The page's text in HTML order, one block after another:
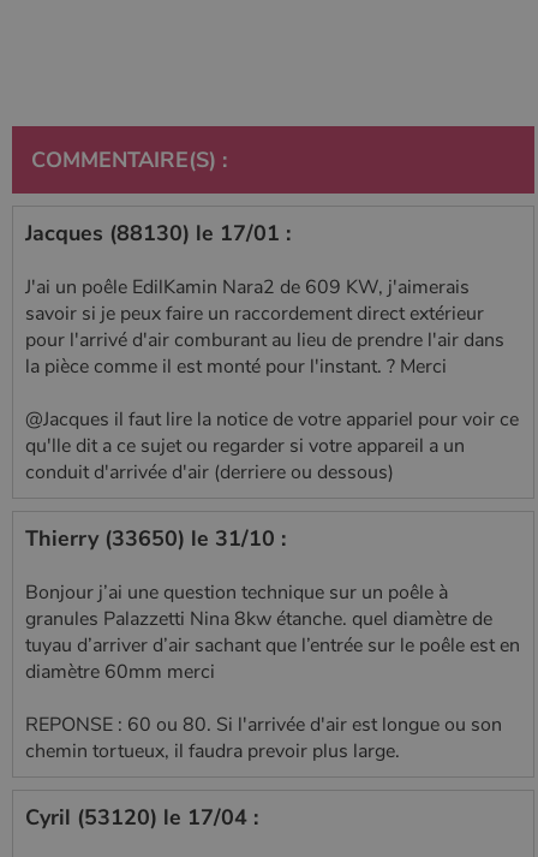
COMMENTAIRE(S) :
Jacques (88130) le 17/01 :
J'ai un poêle EdilKamin Nara2 de 609 KW, j'aimerais
savoir si je peux faire un raccordement direct extérieur
pour l'arrivé d'air comburant au lieu de prendre l'air dans
la pièce comme il est monté pour l'instant. ? Merci
@Jacques il faut lire la notice de votre appariel pour voir ce
qu'lle dit a ce sujet ou regarder si votre appareil a un
conduit d'arrivée d'air (derriere ou dessous)
Thierry (33650) le 31/10 :
Bonjour j’ai une question technique sur un poêle à
granules Palazzetti Nina 8kw étanche. quel diamètre de
tuyau d’arriver d’air sachant que l’entrée sur le poêle est en
diamètre 60mm merci
REPONSE : 60 ou 80. Si l'arrivée d'air est longue ou son
chemin tortueux, il faudra prevoir plus large.
Cyril (53120) le 17/04 :